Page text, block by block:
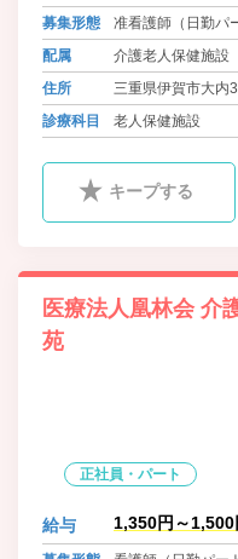
募集形態
准看護師（日勤パ
配属
介護老人保健施設
住所
三重県伊賀市大内
診療科目
老人保健施設
キープする
医療法人凰林会 介
苑
正社員・パート
給与 1,350円～1,500